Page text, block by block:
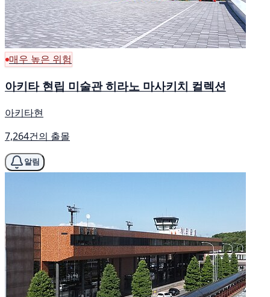
매우 높은 위험
아키타 현립 미술관 히라노 마사키치 컬렉션
아키타현
7,264건의 출몰
알림